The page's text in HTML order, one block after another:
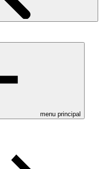
menu principal